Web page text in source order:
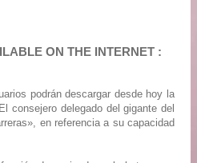
ON THE INTERNET :
podrán descargar desde hoy la
consejero delegado del gigante del
en referencia a su capacidad